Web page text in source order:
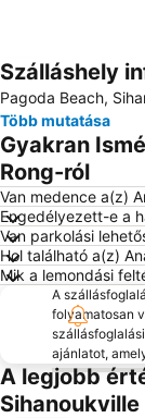
Nagy méretű
Szálláshely
Pagoda Beach,
Több mutatása
Gyakran
Rong-ról
Van medence a(z)
Engedélyezett-e a
Van parkolási
Hol található a(z)
Mik a lemondási
A
folyamatosan
ajánlatot,
A legjobb
Sihanoukville